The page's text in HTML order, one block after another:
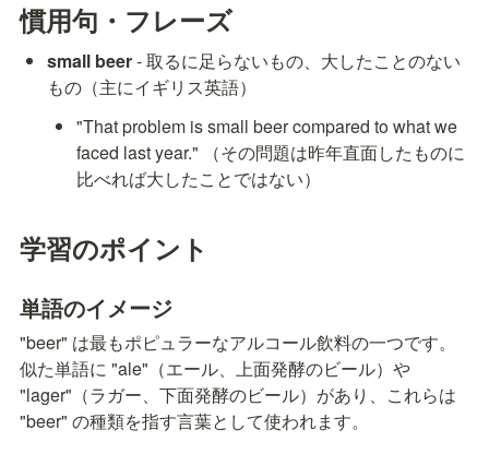
慣用句・フレーズ
small beer - 取るに足らないもの、大したことのない
もの（主にイギリス英語）
"That problem is small beer compared to what we
faced last year." （その問題は昨年直面したものに
比べれば大したことではない）
学習のポイント
単語のイメージ
"beer" は最もポピュラーなアルコール飲料の一つです。
似た単語に "ale"（エール、上面発酵のビール）や
"lager"（ラガー、下面発酵のビール）があり、これらは
"beer" の種類を指す言葉として使われます。